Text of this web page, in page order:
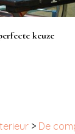
keuze
> De